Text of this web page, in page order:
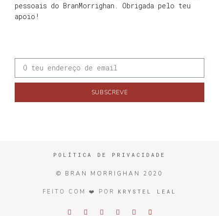
pessoais do BranMorrighan. Obrigada pelo teu
apoio!
SUBSCREVE
POLÍTICA DE PRIVACIDADE
© BRAN MORRIGHAN 2020
FEITO COM ❤️ POR KRYSTEL LEAL